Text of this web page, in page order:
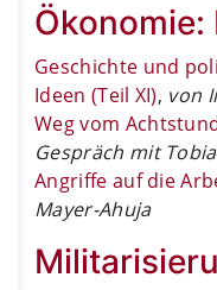
Ökonomie:
Geschichte und
Ideen (Teil XI), von
Weg vom
Gespräch mit
Angriffe auf die
Mayer-Ahuja